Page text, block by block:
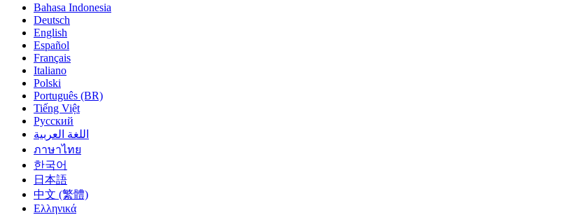
Bahasa Indonesia
Deutsch
English
Español
Français
Italiano
Polski
Português (BR)
Tiếng Việt
Русский
اللغة العربية
ภาษาไทย
한국어
日本語
中文 (繁體)
Ελληνικά